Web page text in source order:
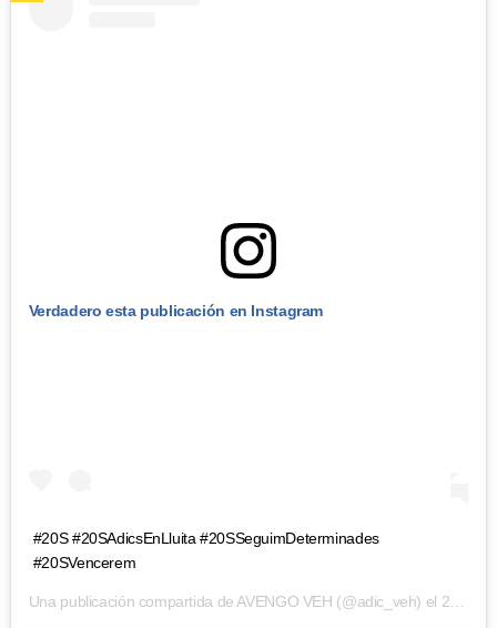
Verdadero esta publicación en Instagram
#20S #20SAdicsEnLluita #20SSeguimDeterminades
#20SVencerem
Una publicación compartida de AVENGO VEH (@adic_veh) el 21 Sep, 2018 a laso 3:05 PDT